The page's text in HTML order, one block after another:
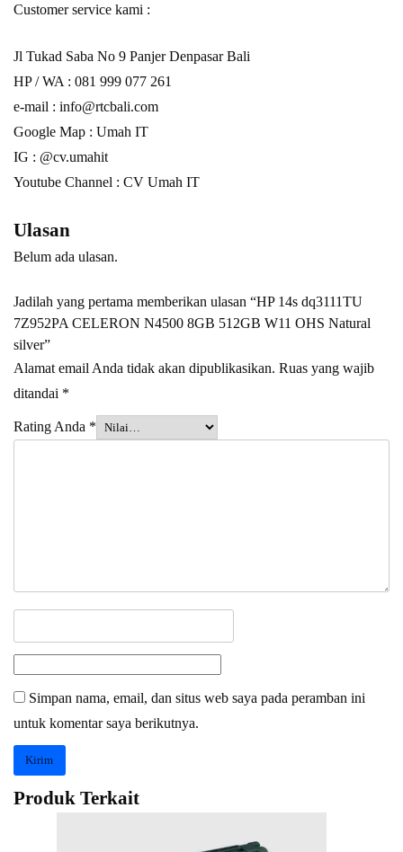
Customer service kami :
Jl Tukad Saba No 9 Panjer Denpasar Bali
HP / WA : 081 999 077 261
e-mail : info@rtcbali.com
Google Map : Umah IT
IG : @cv.umahit
Youtube Channel : CV Umah IT
Ulasan
Belum ada ulasan.
Jadilah yang pertama memberikan ulasan “HP 14s dq3111TU
7Z952PA CELERON N4500 8GB 512GB W11 OHS Natural
silver”
Alamat email Anda tidak akan dipublikasikan. Ruas yang wajib
ditandai *
Rating Anda *
Simpan nama, email, dan situs web saya pada peramban ini
untuk komentar saya berikutnya.
Produk Terkait